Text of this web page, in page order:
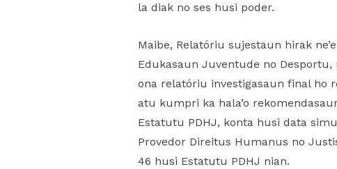
la diak no ses husi poder.
Maibe, Relatóriu sujestaun hirak
Edukasaun Juventude no
ona relatóriu investigasaun final ho
atu kumpri ka hala’o
Estatutu PDHJ, konta husi data
Provedor Direitus Humanus no
46 husi Estatutu PDHJ nian.